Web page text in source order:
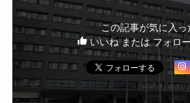
この記事が気に入っ
いいね または フォロ